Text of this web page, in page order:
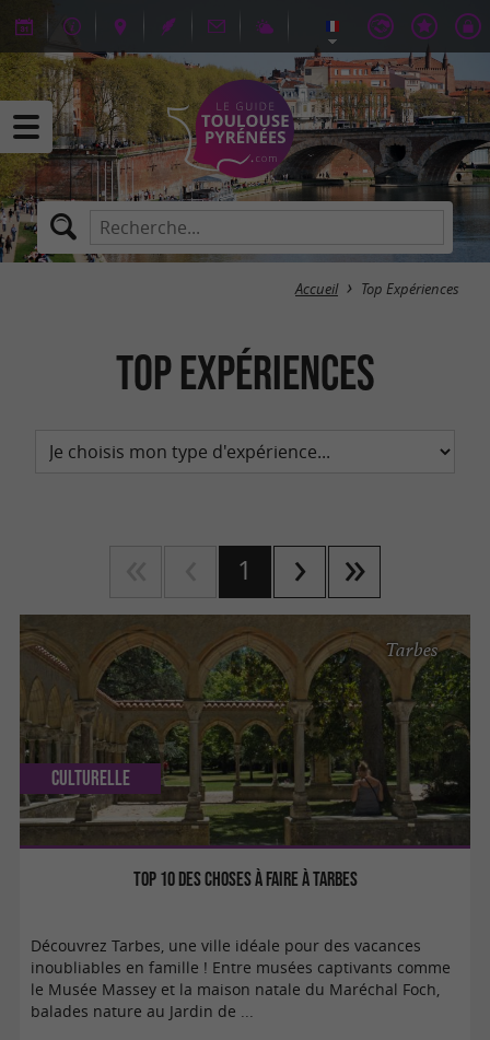
Accueil Top Expériences
Top Expériences
1
Top 10 des choses à faire à Tarbes
Tarbes
Culturelle
Découvrez Tarbes, une ville idéale pour des vacances
inoubliables en famille ! Entre musées captivants comme
le Musée Massey et la maison natale du Maréchal Foch,
balades nature au Jardin de ...